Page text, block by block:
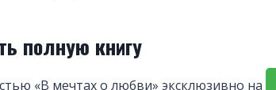
полную книгу
«В мечтах о любви» эксклюзивно на